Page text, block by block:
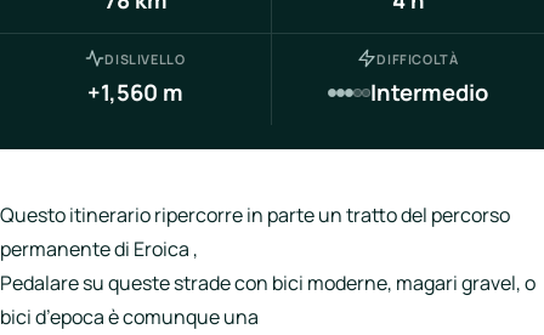
Northen
Italy
Souther
Hotels
DISLIVELLO
+1,560 m
DIFFICOLTÀ
Intermedio
Questo itinerario ripercorre in parte un tratto del percorso
permanente di Eroica ,
Pedalare su queste strade con bici moderne, magari gravel, o
bici d’epoca è comunque una